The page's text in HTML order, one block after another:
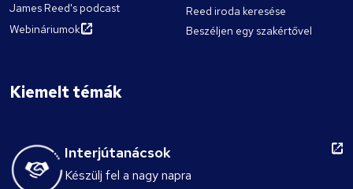
James Reed's podcast
Webináriumok
Reed iroda keresése
Beszéljen egy szakértővel
Kiemelt témák
Interjútanácsok
Készülj fel a nagy napra